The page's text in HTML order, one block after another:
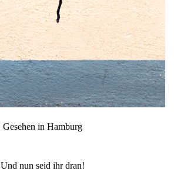
Gesehen in Hamburg
Und nun seid ihr dran!